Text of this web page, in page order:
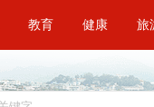
教育 健康 旅